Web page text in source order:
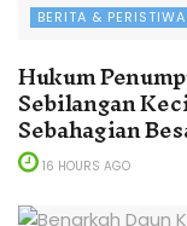
BERITA & PERISTIWA
Hukum
Sebilangan
Sebahagian
16 HOURS AGO